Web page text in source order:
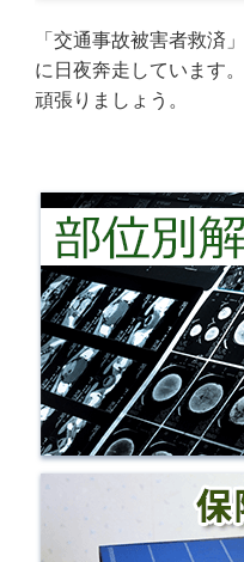
「交通事故被害者救
に日夜奔走しています
頑張りましょう。